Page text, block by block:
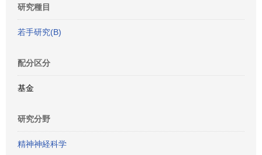
研究種目
若手研究(B)
配分区分
基金
研究分野
精神神経科学